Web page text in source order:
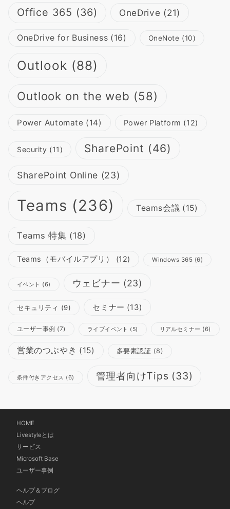
Office 365 (36) OneDrive (21)
OneDrive for Business (16) OneNote (10)
Outlook (88)
Outlook on the web (58)
Power Automate (14) Power Platform (12)
Security (11) SharePoint (46)
SharePoint Online (23)
Teams (236) Teams会議 (15)
Teams 特集 (18)
Teams（モバイルアプリ） (12) Windows 365 (6)
イベント (6) ウェビナー (23)
セキュリティ (9) セミナー (13)
ユーザー事例 (7) ライブイベント (5) リアルセミナー (6)
営業のつぶやき (15) 多要素認証 (8)
条件付きアクセス (6) 管理者向けTips (33)
HOME
Livestyleとは
サービス
Microsoft Base
ユーザー事例
ヘルプ＆ブログ
ヘルプ